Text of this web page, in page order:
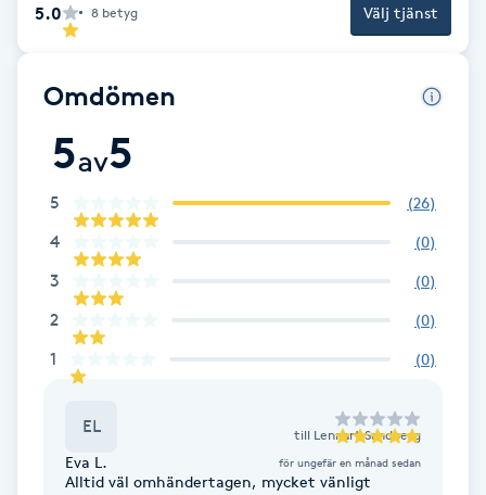
Cryoterapi
D
Damklippning
Dermapen
Diamantslipning
Enzympeeling
Extensions
Extensions borttagning
Eyeliner-tatuering
5.0 8 betyg Välj tjänst
Omdömen
5av5
5 (26)
4 (0)
3 (0)
2 (0)
1 (0)
EL till Lennart Sandberg
Eva L. för ungefär en månad sedan
Alltid väl omhändertagen, mycket vänligt